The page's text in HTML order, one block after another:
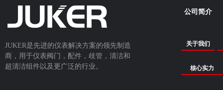
JUKER是先进的仪表解决方案的领先制造
商，用于仪表阀门，配件，歧管，清洁和
超清洁组件以及更广泛的行业。
公司简介
关于我们
核心实力